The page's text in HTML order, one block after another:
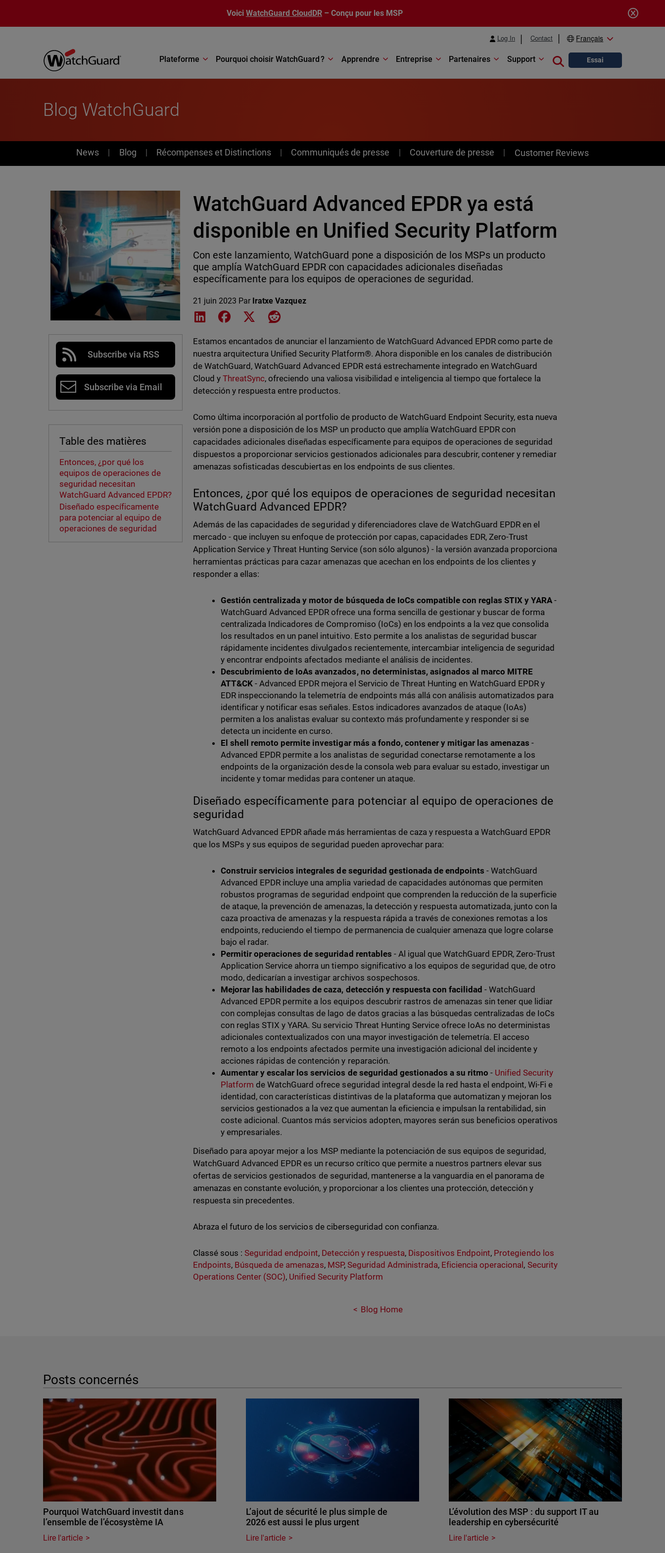
Voici WatchGuard CloudDR – Conçu pour les MSP
Log In Contact Français
Plateforme Pourquoi choisir WatchGuard ? Apprendre Entreprise Partenaires Support Close search
Essai
Blog WatchGuard
News
News Blog Récompenses et Distinctions Communiqués de presse Couverture de presse Customer Reviews
Subscribe via RSS
Subscribe via Email
Table des matières
Entonces, ¿por qué los
equipos de operaciones de
seguridad necesitan
WatchGuard Advanced EPDR?
Diseñado específicamente
para potenciar al equipo de
operaciones de seguridad
WatchGuard Advanced EPDR ya está
disponible en Unified Security Platform
Con este lanzamiento, WatchGuard pone a disposición de los MSPs un producto
que amplía WatchGuard EPDR con capacidades adicionales diseñadas
específicamente para los equipos de operaciones de seguridad.
21 juin 2023 Par Iratxe Vazquez
Share on LinkedIn
Share on Facebook
Share on XShare on Reddit
Estamos encantados de anunciar el lanzamiento de WatchGuard Advanced EPDR como parte de
nuestra arquitectura Unified Security Platform®. Ahora disponible en los canales de distribución
de WatchGuard, WatchGuard Advanced EPDR está estrechamente integrado en WatchGuard
Cloud yThreatSync, ofreciendo una valiosa visibilidad e inteligencia al tiempo que fortalece la
detección y respuesta entre productos.
Como última incorporación al portfolio de producto de WatchGuard Endpoint Security, esta nueva
versión pone a disposición de los MSP un producto que amplía WatchGuard EPDR con
capacidades adicionales diseñadas específicamente para equipos de operaciones de seguridad
dispuestos a proporcionar servicios gestionados adicionales para descubrir, contener y remediar
amenazas sofisticadas descubiertas en los endpoints de sus clientes.
Entonces, ¿por qué los equipos de operaciones de seguridad necesitan
WatchGuard Advanced EPDR?
Además de las capacidades de seguridad y diferenciadores clave de WatchGuard EPDR en el
mercado - que incluyen su enfoque de protección por capas, capacidades EDR, Zero-Trust
Application Service y Threat Hunting Service (son sólo algunos) - la versión avanzada proporciona
herramientas prácticas para cazar amenazas que acechan en los endpoints de los clientes y
responder a ellas:
Gestión centralizada y motor de búsqueda de IoCs compatible con reglas STIX y YARA-
WatchGuard Advanced EPDR ofrece una forma sencilla de gestionar y buscar de forma
centralizada Indicadores de Compromiso (IoCs) en los endpoints a la vez que consolida
los resultados en un panel intuitivo. Esto permite a los analistas de seguridad buscar
rápidamente incidentes divulgados recientemente, intercambiar inteligencia de seguridad
y encontrar endpoints afectados mediante el análisis de incidentes.
Descubrimiento de IoAs avanzados, no deterministas, asignados al marco MITRE
ATT&CK- Advanced EPDR mejora el Servicio de Threat Hunting en WatchGuard EPDR y
EDR inspeccionando la telemetría de endpoints más allá con análisis automatizados para
identificar y notificar esas señales. Estos indicadores avanzados de ataque (IoAs)
permiten a los analistas evaluar su contexto más profundamente y responder si se
detecta un incidente en curso.
El shell remoto permite investigar más a fondo, contener y mitigar las amenazas -
Advanced EPDR permite a los analistas de seguridad conectarse remotamente a los
endpoints de la organización desde la consola web para evaluar su estado, investigar un
incidente y tomar medidas para contener un ataque.
Diseñado específicamente para potenciar al equipo de operaciones de
seguridad
WatchGuard Advanced EPDR añade más herramientas de caza y respuesta a WatchGuard EPDR
que los MSPs y sus equipos de seguridad pueden aprovechar para:
Construir servicios integrales de seguridad gestionada de endpoints - WatchGuard
Advanced EPDR incluye una amplia variedad de capacidades autónomas que permiten
robustos programas de seguridad endpoint que comprenden la reducción de la superficie
de ataque, la prevención de amenazas, la detección y respuesta automatizada, junto con la
caza proactiva de amenazas y la respuesta rápida a través de conexiones remotas a los
endpoints, reduciendo el tiempo de permanencia de cualquier amenaza que logre colarse
bajo el radar.
Permitir operaciones de seguridad rentables - Al igual que WatchGuard EPDR, Zero-Trust
Application Service ahorra un tiempo significativo a los equipos de seguridad que, de otro
modo, dedicarían a investigar archivos sospechosos.
Mejorar las habilidades de caza, detección y respuesta con facilidad - WatchGuard
Advanced EPDR permite a los equipos descubrir rastros de amenazas sin tener que lidiar
con complejas consultas de lago de datos gracias a las búsquedas centralizadas de IoCs
con reglas STIX y YARA. Su servicio Threat Hunting Service ofrece IoAs no deterministas
adicionales contextualizados con una mayor investigación de telemetría. El acceso
remoto a los endpoints afectados permite una investigación adicional del incidente y
acciones rápidas de contención y reparación.
Aumentar y escalar los servicios de seguridad gestionados a su ritmo - Unified Security
Platform de WatchGuard ofrece seguridad integral desde la red hasta el endpoint, Wi-Fi e
identidad, con características distintivas de la plataforma que automatizan y mejoran los
servicios gestionados a la vez que aumentan la eficiencia e impulsan la rentabilidad, sin
coste adicional. Cuantos más servicios adopten, mayores serán sus beneficios operativos
y empresariales.
Diseñado para apoyar mejor a los MSP mediante la potenciación de sus equipos de seguridad,
WatchGuard Advanced EPDR es un recurso crítico que permite a nuestros partners elevar sus
ofertas de servicios gestionados de seguridad, mantenerse a la vanguardia en el panorama de
amenazas en constante evolución, y proporcionar a los clientes una protección, detección y
respuesta sin precedentes.
Abraza el futuro de los servicios de ciberseguridad con confianza.
Classé sous : Seguridad endpoint, Detección y respuesta, Dispositivos Endpoint, Protegiendo los
Endpoints, Búsqueda de amenazas, MSP, Seguridad Administrada, Eficiencia operacional , Security
Operations Center (SOC), Unified Security Platform
Blog Home
Posts concernés
Pourquoi WatchGuard investit dans
l’ensemble de l’écosystème IA
Lire l'article
L’ajout de sécurité le plus simple de
2026 est aussi le plus urgent
Lire l'article
L’évolution des MSP : du support IT au
leadership en cybersécurité
Lire l'article